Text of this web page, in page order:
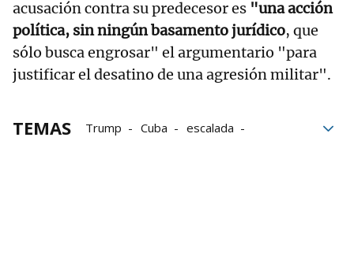
acusación contra su predecesor es "una acción
política, sin ningún basamento jurídico, que
sólo busca engrosar" el argumentario "para
justificar el desatino de una agresión militar".
TEMAS Trump Cuba
escalada